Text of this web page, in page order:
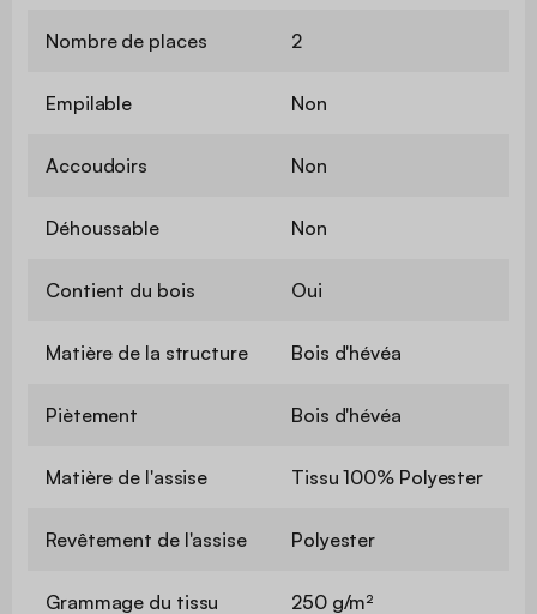
Nombre de places 2
Empilable Non
Accoudoirs Non
Déhoussable Non
Contient du bois Oui
Matière de la structure Bois d'hévéa
Piètement Bois d'hévéa
Matière de l'assise Tissu 100% Polyester
Revêtement de l'assise Polyester
Grammage du tissu 250 g/m²